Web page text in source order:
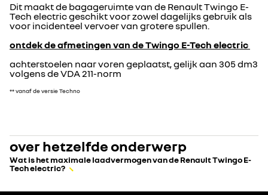
Dit maakt de bagageruimte van de Renault Twingo E-
Tech electric geschikt voor zowel dagelijks gebruik als
voor incidenteel vervoer van grotere spullen.
ontdek de afmetingen van de Twingo E-Tech electric
achterstoelen naar voren geplaatst, gelijk aan 305 dm3
volgens de VDA 211-norm
** vanaf de versie Techno
over hetzelfde onderwerp
Wat is het maximale laadvermogen van de Renault Twingo E-
Tech electric?